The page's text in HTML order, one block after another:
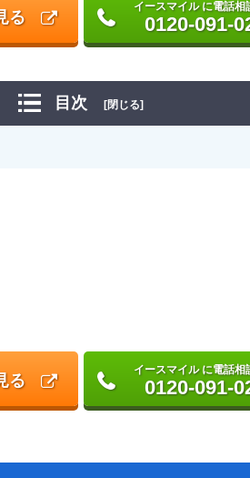
る
イースマイル に電話相
0120-091-
目次 [閉じる]
る
イースマイル に電話相
0120-091-